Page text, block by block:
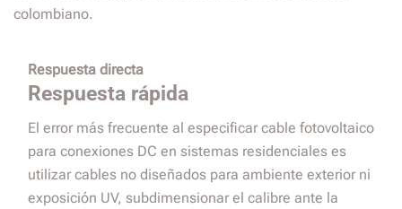
colombiano.
Respuesta directa
Respuesta rápida
El error más frecuente al especificar cable fotovoltaico
para conexiones DC en sistemas residenciales es
utilizar cables no diseñados para ambiente exterior ni
exposición UV, subdimensionar el calibre ante la